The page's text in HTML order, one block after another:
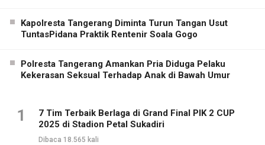
Kapolresta Tangerang Diminta Turun Tangan Usut
TuntasPidana Praktik Rentenir Soala Gogo
Polresta Tangerang Amankan Pria Diduga Pelaku
Kekerasan Seksual Terhadap Anak di Bawah Umur
1
7 Tim Terbaik Berlaga di Grand Final PIK 2 CUP
2025 di Stadion Petal Sukadiri
Dibaca 18.565 kali